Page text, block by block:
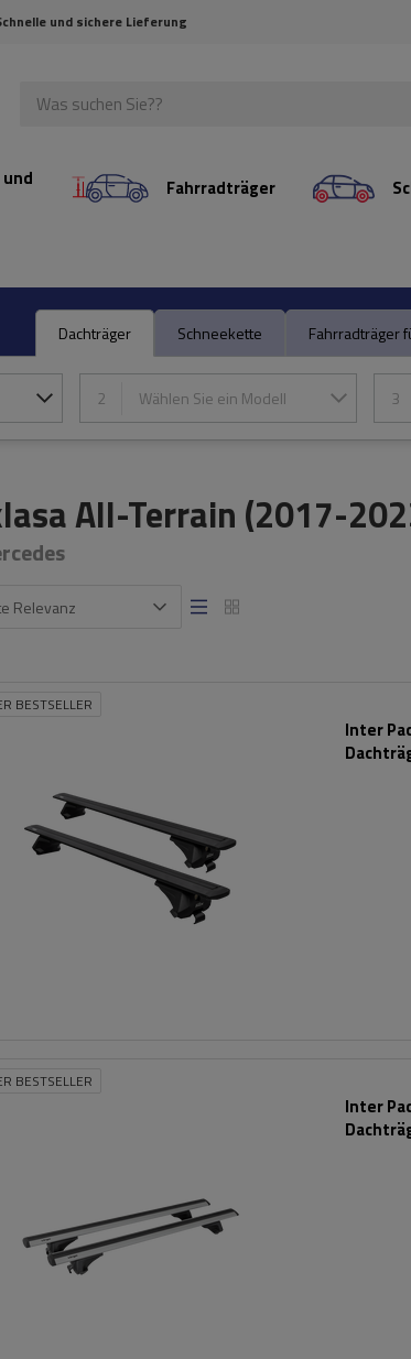
und sichere Lieferung
Fahrradträger
Dachträger Schneekette Fahrradträger
2 Wählen Sie ein Modell 3
All-Terrain (2017-
Relevanz
BESTSELLER
Inter
BESTSELLER
Inter